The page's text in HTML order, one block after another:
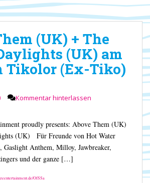
(UK) + The
(UK) am
Tikolor (Ex-Tiko)
Kommentar hinterlassen
proudly presents: Above Them (UK)
(UK) Für Freunde von Hot Water
Gaslight Anthem, Milloy, Jawbreaker,
und der ganze […]
OfSSa